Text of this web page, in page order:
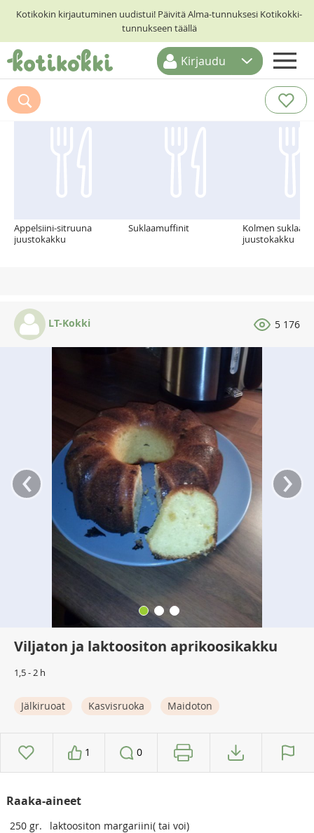
Kotikokin kirjautuminen uudistui! Päivitä Alma-tunnuksesi Kotikokki-
tunnukseen täällä
ETUSIVU
RESEPTIHAKU
Kirjaudu
Suosittelemme myös
Appelsiini-sitruuna
juustokakku
Suklaamuffinit
Kolmen suklaan
juustokakku
LT-Kokki 5 176
‹ ›
Viljaton ja laktoositon aprikoosikakku
1,5 - 2 h
Jälkiruoat Kasvisruoka Maidoton
1 0
Raaka-aineet
250 gr.
laktoositon margariini( tai voi)